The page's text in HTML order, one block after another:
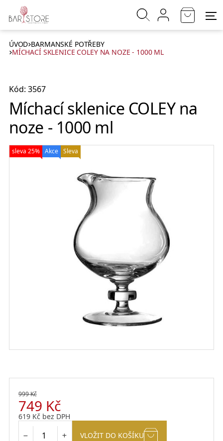
ÚVOD BARMANSKÉ POTŘEBY
MÍCHACÍ SKLENICE COLEY NA NOZE - 1000 ML
Kód: 3567
Míchací sklenice COLEY na
noze - 1000 ml
sleva 25% Akce Sleva
999Kč
749 Kč
619 Kčbez DPH
VLOŽIT DO KOŠÍKU